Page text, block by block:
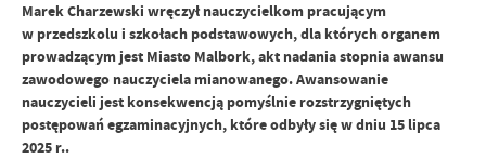
Marek Charzewski wręczył nauczycielkom pracującym
w przedszkolu i szkołach podstawowych, dla których organem
prowadzącym jest Miasto Malbork, akt nadania stopnia awansu
zawodowego nauczyciela mianowanego. Awansowanie
nauczycieli jest konsekwencją pomyślnie rozstrzygniętych
postępowań egzaminacyjnych, które odbyły się w dniu 15 lipca
2025 r..